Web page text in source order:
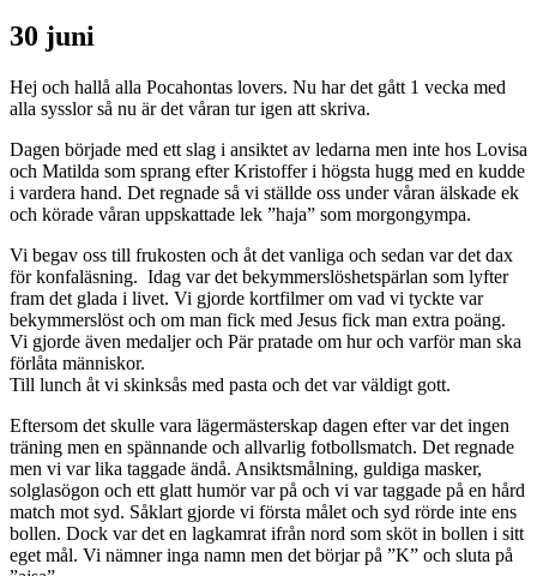
30 juni
Hej och hallå alla Pocahontas lovers. Nu har det gått 1 vecka med
alla sysslor så nu är det våran tur igen att skriva.
Dagen började med ett slag i ansiktet av ledarna men inte hos Lovisa
och Matilda som sprang efter Kristoffer i högsta hugg med en kudde
i vardera hand. Det regnade så vi ställde oss under våran älskade ek
och körade våran uppskattade lek ”haja” som morgongympa.
Vi begav oss till frukosten och åt det vanliga och sedan var det dax
för konfaläsning. Idag var det bekymmerslöshetspärlan som lyfter
fram det glada i livet. Vi gjorde kortfilmer om vad vi tyckte var
bekymmerslöst och om man fick med Jesus fick man extra poäng.
Vi gjorde även medaljer och Pär pratade om hur och varför man ska
förlåta människor.
Till lunch åt vi skinksås med pasta och det var väldigt gott.
Eftersom det skulle vara lägermästerskap dagen efter var det ingen
träning men en spännande och allvarlig fotbollsmatch. Det regnade
men vi var lika taggade ändå. Ansiktsmålning, guldiga masker,
solglasögon och ett glatt humör var på och vi var taggade på en hård
match mot syd. Såklart gjorde vi första målet och syd rörde inte ens
bollen. Dock var det en lagkamrat ifrån nord som sköt in bollen i sitt
eget mål. Vi nämner inga namn men det börjar på ”K” och sluta på